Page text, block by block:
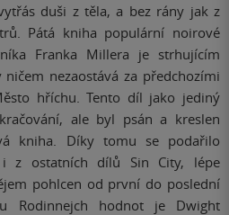
duši z těla, a bez rány jak z
Pátá kniha populární noirové
Franka Millera je strhujícím
nezaostává za předchozími
hříchu. Tento díl jako jediný
ale byl psán a kreslen
kniha. Díky tomu se podařilo
i z ostatních dílů Sin City, lépe
pohlcen od první do poslední
Rodinnejch hodnot je Dwight